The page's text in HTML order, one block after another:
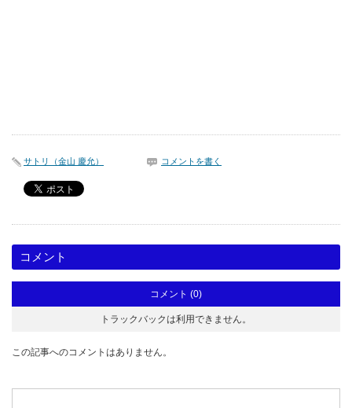
サトリ（金山 慶允） コメントを書く
コメント
コメント (0)
トラックバックは利用できません。
この記事へのコメントはありません。